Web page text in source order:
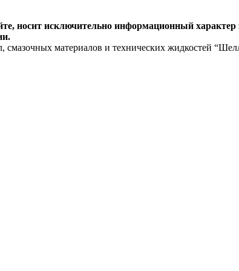
носит исключительно информационный
смазочных материалов и технических жидкостей